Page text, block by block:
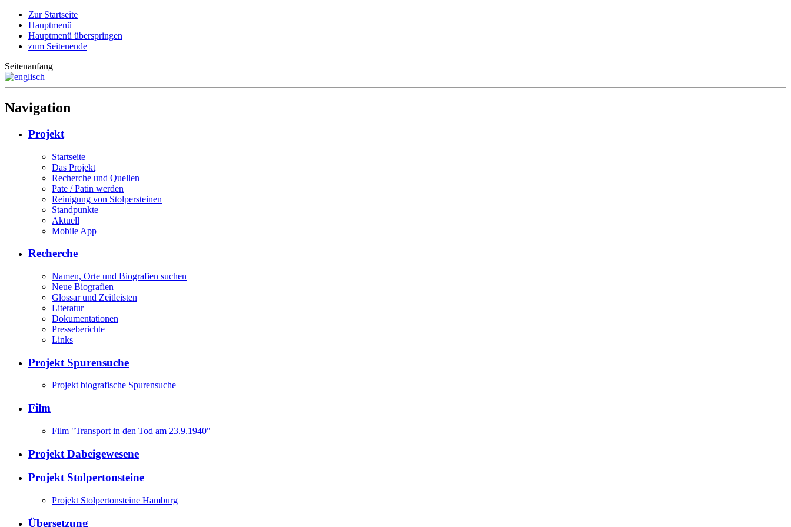
Zur Startseite
Hauptmenü
Hauptmenü überspringen
zum Seitenende
Seitenanfang
Navigation
Projekt
Startseite
Das Projekt
Recherche und Quellen
Pate / Patin werden
Reinigung von Stolpersteinen
Standpunkte
Aktuell
Mobile App
Recherche
Namen, Orte und Biografien suchen
Neue Biografien
Glossar und Zeitleisten
Literatur
Dokumentationen
Presseberichte
Links
Projekt Spurensuche
Projekt biografische Spurensuche
Film
Film "Transport in den Tod am 23.9.1940"
Projekt Dabeigewesene
Projekt Stolpertonsteine
Projekt Stolpertonsteine Hamburg
Übersetzung